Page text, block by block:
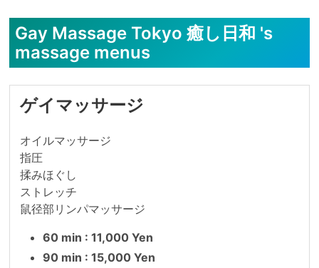
Gay Massage Tokyo 癒し日和 's
massage menus
ゲイマッサージ
オイルマッサージ
指圧
揉みほぐし
ストレッチ
鼠径部リンパマッサージ
60 min : 11,000 Yen
90 min : 15,000 Yen